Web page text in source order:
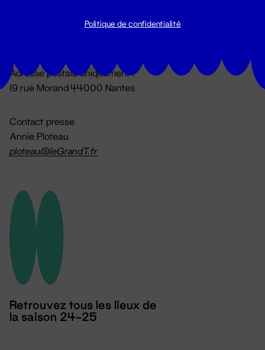
Du lundi au vendredi 14h → 18h
Adresse postale uniquement :
19 rue Morand 44000 Nantes
Contact presse
Annie Ploteau
ploteau@leGrandT.fr
Retrouvez tous les lieux de
la saison 24-25
Politique de confidentialité